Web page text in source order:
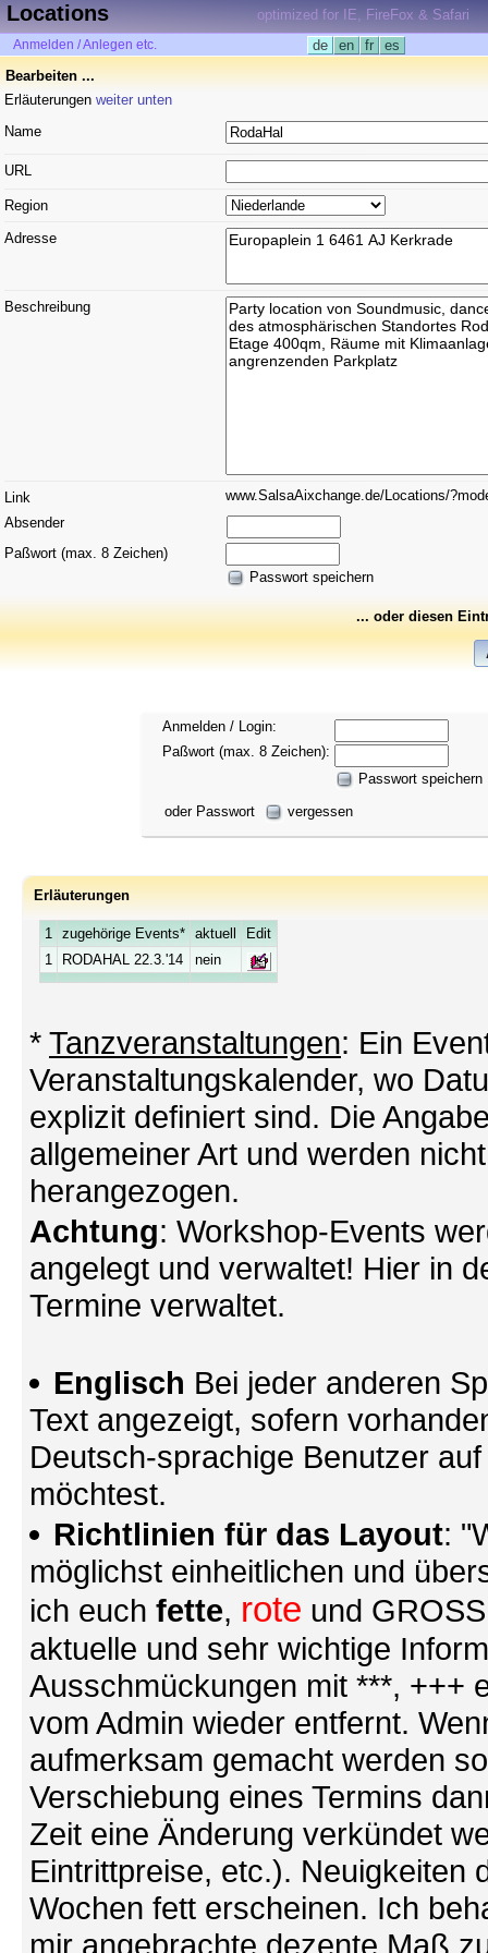
Locations optimized for IE, FireFox & Safari
Anmelden / Anlegen etc. de en fr
es
Bearbeiten ...
Erläuterungen weiter unten
Name
URL
Region
Adresse
Beschreibung
Link
www.SalsaAixchange.de/Locations/
Absender
Paßwort (max. 8 Zeichen)
Passwort speichern
... oder diesen
Anmelden / Login:
Paßwort (max. 8 Zeichen):
Passwort speichern
oder Passwort
vergessen
Erläuterungen
1 zugehörige Events* aktuell
Edit
1
RODAHAL 22.3.'14 nein
* Tanzveranstaltungen: Ein
Veranstaltungskalender, wo
explizit definiert sind. Die
allgemeiner Art und werden
herangezogen.
Achtung: Workshop-Events
angelegt und verwaltet! Hier in
Termine verwaltet.
Englisch Bei jeder anderen
Text angezeigt, sofern
Deutsch-sprachige Benutzer
möchtest.
Richtlinien für das Layout:
möglichst einheitlichen und
ich euch fette, rote und
aktuelle und sehr wichtige
Ausschmückungen mit ***, +++
vom Admin wieder entfernt.
aufmerksam gemacht werden
Verschiebung eines Termins
Zeit eine Änderung verkündet
Eintrittpreise, etc.). Neuigkeiten
Wochen fett erscheinen. Ich
mir angebrachte dezente Maß